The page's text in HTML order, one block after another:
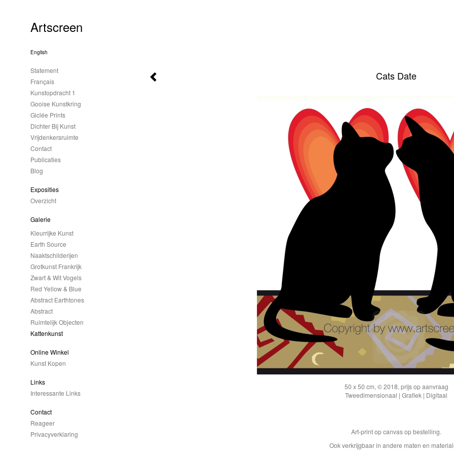
Cats Date
50 x 50 cm, © 2018, prijs op aanvraag
Tweedimensionaal | Grafiek | Digitaal
Art-print op canvas op bestelling.
Ook verkrijgbaar in andere maten en
Artscreen
English
Statement
Français
Kunstopdracht 1
Gooise Kunstkring
Giclée Prints
Dichter Bij Kunst
Vrijdenkersruimte
Contact
Publicaties
Blog
Exposities
Overzicht
Galerie
Kleurrijke Kunst
Earth Source
Naaktschilderijen
Grotkunst Frankrijk
Zwart & Wit Vogels
Red Yellow & Blue
Abstract Earthtones
Abstract
Ruimtelijk Objecten
Kattenkunst
Online Winkel
Kunst Kopen
Links
Interessante Links
Contact
Reageer
Privacyverklaring